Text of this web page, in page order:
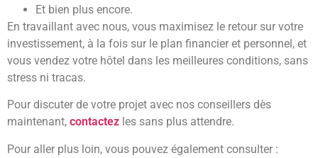
Et bien plus encore.
En travaillant avec nous, vous maximisez le retour sur votre
investissement, à la fois sur le plan financier et personnel, et
vous vendez votre hôtel dans les meilleures conditions, sans
stress ni tracas.
Pour discuter de votre projet avec nos conseillers dès
maintenant, contactez les sans plus attendre.
Pour aller plus loin, vous pouvez également consulter :